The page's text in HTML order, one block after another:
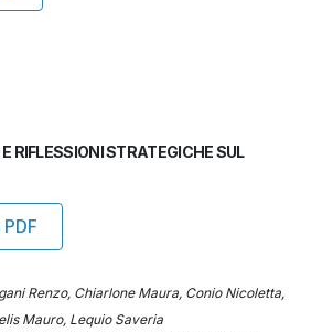
RIFLESSIONI STRATEGICHE SUL
Renzo, Chiarlone Maura, Conio Nicoletta,
Mauro, Lequio Saveria